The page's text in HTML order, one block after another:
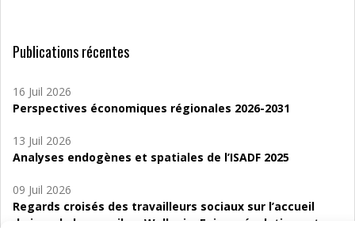
Publications récentes
16 Juil 2026
Perspectives économiques régionales 2026-2031
13 Juil 2026
Analyses endogènes et spatiales de l’ISADF 2025
09 Juil 2026
Regards croisés des travailleurs sociaux sur l’accueil
de jour de bas seuil en Wallonie. Enjeux, évolutions et